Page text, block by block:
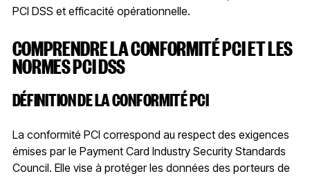
PCI DSS et efficacité opérationnelle.
COMPRENDRE LA CONFORMITÉ PCI ET LES
NORMES PCI DSS
DÉFINITION DE LA CONFORMITÉ PCI
La conformité PCI correspond au respect des exigences
émises par le Payment Card Industry Security Standards
Council. Elle vise à protéger les données des porteurs de